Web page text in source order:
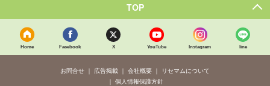
TOP
Home Facebook X YouTube Instagram line
お問合せ 広告掲載 会社概要
リセマムについて
個人情報保護方針